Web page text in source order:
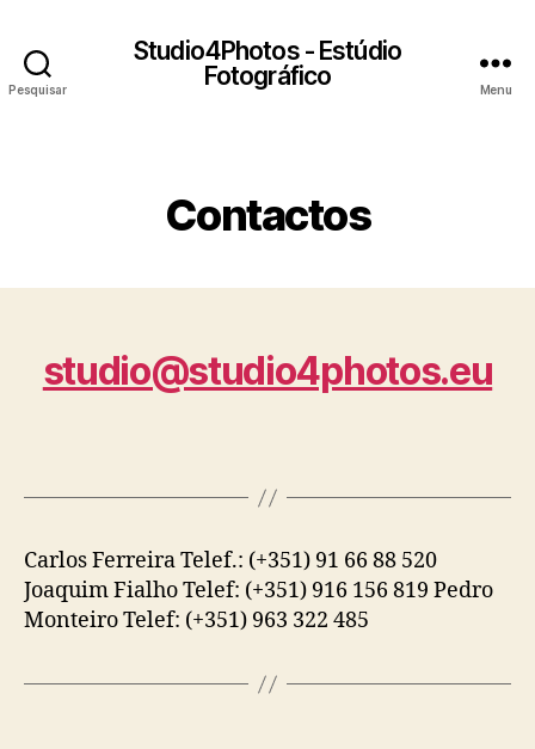
Pesquisar
Studio4Photos - Estúdio
Fotográfico
Menu
Contactos
studio@studio4photos.eu
Carlos Ferreira Telef.: (+351) 91 66 88 520
Joaquim Fialho Telef: (+351) 916 156 819 Pedro
Monteiro Telef: (+351) 963 322 485